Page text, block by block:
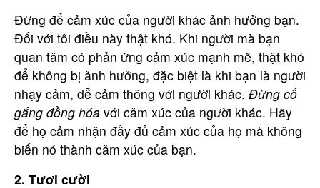
Đừng để cảm xúc của người khác ảnh hưởng bạn.
Đối với tôi điều này thật khó. Khi người mà bạn
quan tâm có phản ứng cảm xúc mạnh mẽ, thật khó
để không bị ảnh hưởng, đặc biệt là khi bạn là người
nhạy cảm, dễ cảm thông với người khác. Đừng cố
gắng đồng hóa với cảm xúc của người khác. Hãy
để họ cảm nhận đầy đủ cảm xúc của họ mà không
biến nó thành cảm xúc của bạn.
2. Tươi cười